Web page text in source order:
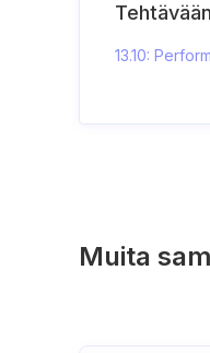
13.10:
Muita